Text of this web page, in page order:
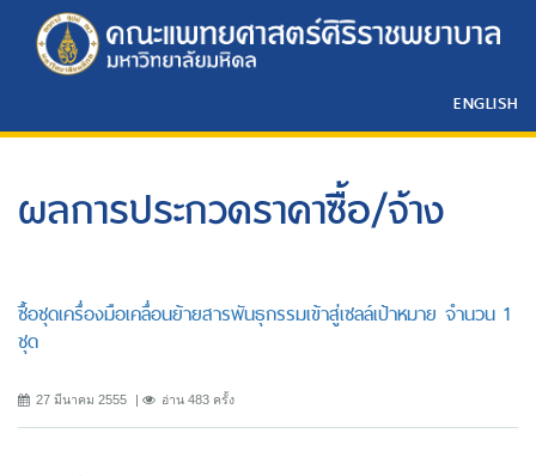
ENGLISH
ผลการประกวดราคาซื้อ/จ้าง
ซื้อชุดเครื่องมือเคลื่อนย้ายสารพันธุกรรมเข้าสู่เซลล์เป้าหมาย จำนวน 1
ชุด
27 มีนาคม 2555 อ่าน 483 ครั้ง